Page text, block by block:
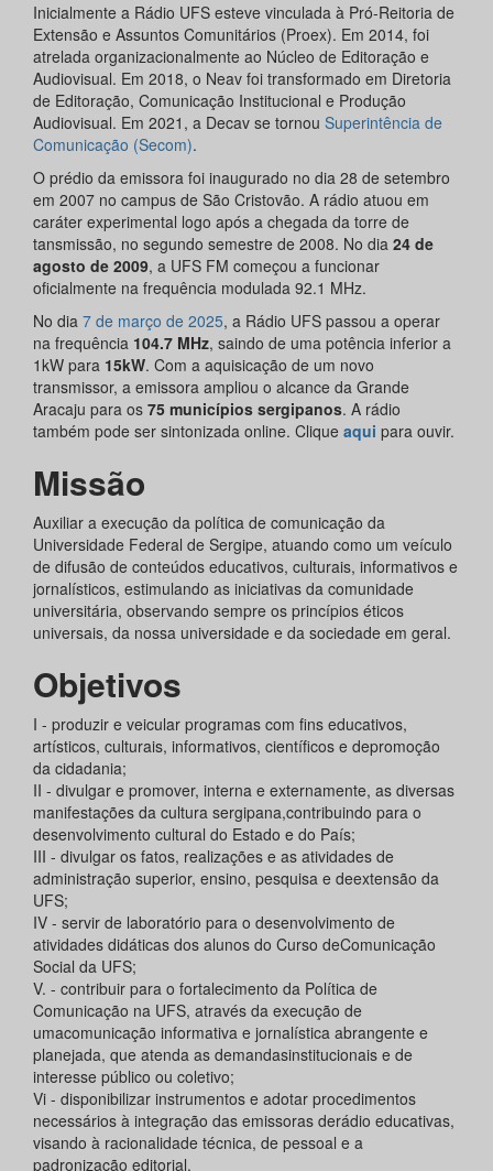
Inicialmente a Rádio UFS esteve vinculada à Pró-Reitoria de
Extensão e Assuntos Comunitários (Proex). Em 2014, foi
atrelada organizacionalmente ao Núcleo de Editoração e
Audiovisual. Em 2018, o Neav foi transformado em Diretoria
de Editoração, Comunicação Institucional e Produção
Audiovisual. Em 2021, a Decav se tornou Superintência de
Comunicação (Secom).
O prédio da emissora foi inaugurado no dia 28 de setembro
em 2007 no campus de São Cristovão. A rádio atuou em
caráter experimental logo após a chegada da torre de
tansmissão, no segundo semestre de 2008. No dia 24 de
agosto de 2009, a UFS FM começou a funcionar
oficialmente na frequência modulada 92.1 MHz.
No dia 7 de março de 2025, a Rádio UFS passou a operar
na frequência 104.7 MHz, saindo de uma potência inferior a
1kW para 15kW. Com a aquisicação de um novo
transmissor, a emissora ampliou o alcance da Grande
Aracaju para os 75 municípios sergipanos. A rádio
também pode ser sintonizada online. Clique aqui para ouvir.
Missão
Auxiliar a execução da política de comunicação da
Universidade Federal de Sergipe, atuando como um veículo
de difusão de conteúdos educativos, culturais, informativos e
jornalísticos, estimulando as iniciativas da comunidade
universitária, observando sempre os princípios éticos
universais, da nossa universidade e da sociedade em geral.
Objetivos
I - produzir e veicular programas com fins educativos,
artísticos, culturais, informativos, científicos e depromoção
da cidadania;
II - divulgar e promover, interna e externamente, as diversas
manifestações da cultura sergipana,contribuindo para o
desenvolvimento cultural do Estado e do País;
III - divulgar os fatos, realizações e as atividades de
administração superior, ensino, pesquisa e deextensão da
UFS;
IV - servir de laboratório para o desenvolvimento de
atividades didáticas dos alunos do Curso deComunicação
Social da UFS;
V. - contribuir para o fortalecimento da Política de
Comunicação na UFS, através da execução de
umacomunicação informativa e jornalística abrangente e
planejada, que atenda as demandasinstitucionais e de
interesse público ou coletivo;
Vi - disponibilizar instrumentos e adotar procedimentos
necessários à integração das emissoras derádio educativas,
visando à racionalidade técnica, de pessoal e a
padronização editorial.